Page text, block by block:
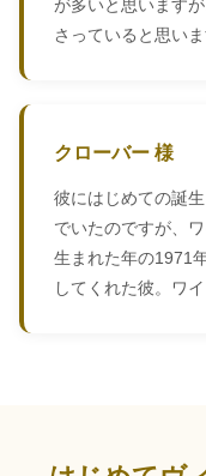
が多いと思います
さっていると思いま
クローバー 様
彼にはじめての誕
でいたのですが、
生まれた年の1971
してくれた彼。ワ